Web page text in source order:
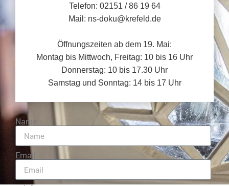
Telefon: 02151 / 86 19 64
Mail: ns-doku@krefeld.de
Öffnungszeiten ab dem 19. Mai:
Montag bis Mittwoch, Freitag: 10 bis 16 Uhr
Donnerstag: 10 bis 17.30 Uhr
Samstag und Sonntag: 14 bis 17 Uhr
Name
Email